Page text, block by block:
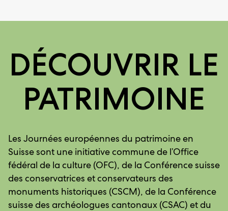
DÉCOUVRIR LE
PATRIMOINE
Les Journées européennes du patrimoine en
Suisse sont une initiative commune de l’Office
fédéral de la culture (OFC), de la Conférence suisse
des conservatrices et conservateurs des
monuments historiques (CSCM), de la Conférence
suisse des archéologues cantonaux (CSAC) et du